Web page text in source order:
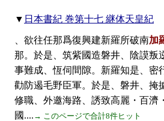
▼ 日本書紀 巻第十七 継体天皇紀
、欲往任那爲復興建新羅所破南加
那。於是、筑紫國造磐井、陰謨叛
事難成、恆伺間隙。新羅知是、密
勸防遏毛野臣軍。於是、磐井、掩
修職、外邀海路、誘致高麗・百濟
國.... → このページで合計8件ヒット